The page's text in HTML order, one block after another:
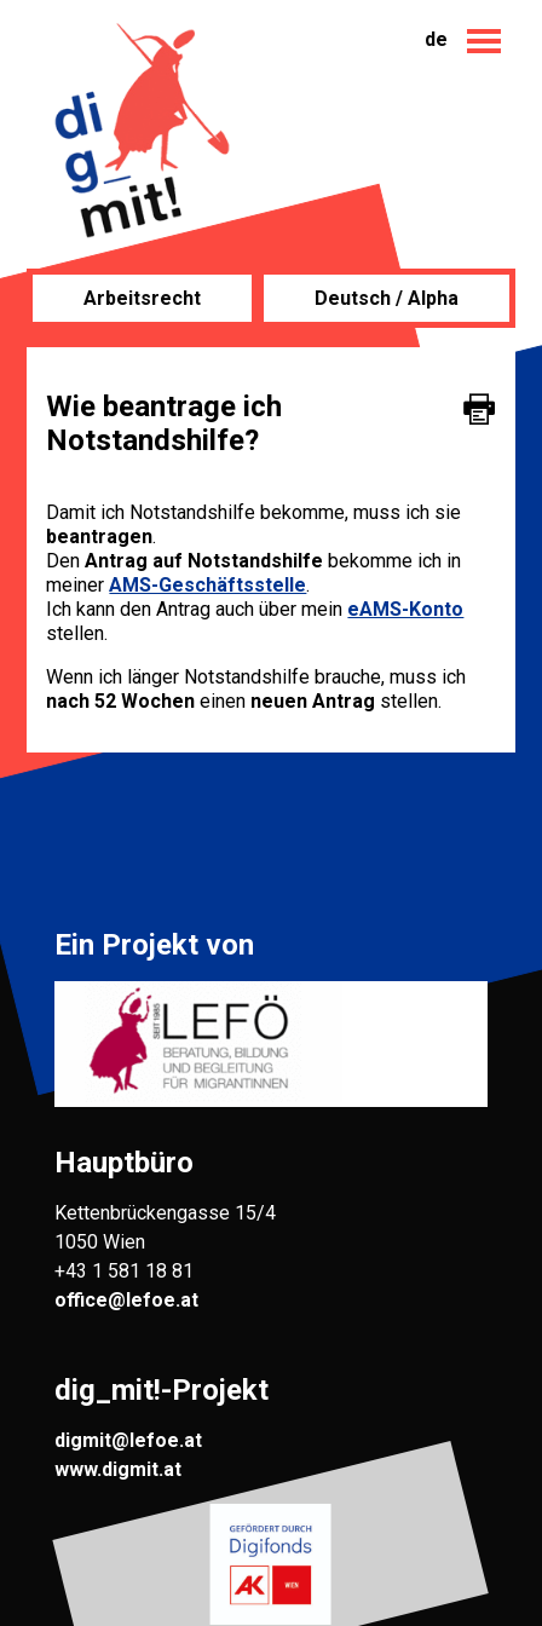
de
Arbeitsrecht Deutsch / Alpha
Wie beantrage ich
Notstandshilfe?
Damit ich Notstandshilfe bekomme, muss ich sie
beantragen.
DenAntrag auf Notstandshilfe bekomme ich in
meinerAMS-Geschäftsstelle.
Ich kann den Antrag auch über mein eAMS-Konto
stellen.
Wenn ich länger Notstandshilfe brauche, muss ich
nach 52 Wochen einen neuen Antrag stellen.
Ein Projekt von
Hauptbüro
Kettenbrückengasse 15/4
1050 Wien
+43 1 581 18 81
office@lefoe.at
dig_mit!-Projekt
digmit@lefoe.at
www.digmit.at